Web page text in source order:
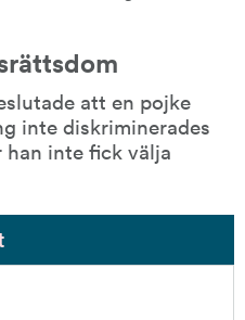
att en pojke
inte diskriminerades
han inte fick välja